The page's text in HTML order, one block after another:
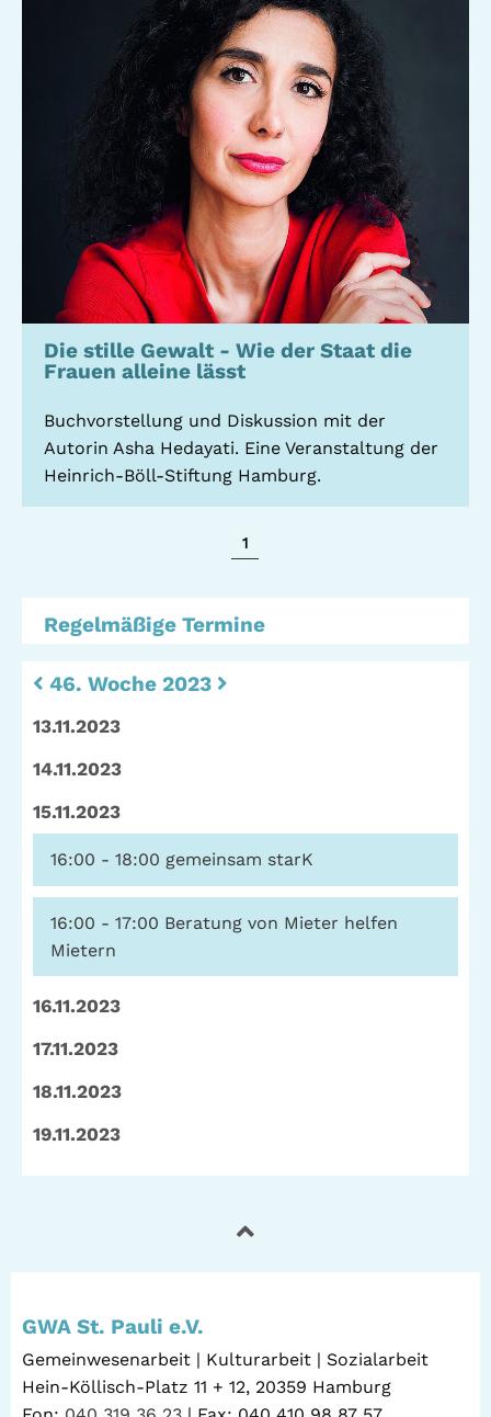
Gemeinwesenarbeit
Raumvermietung
Auszeichnungen
Jobs + Praktika
Förderverein
Förderer
Leseförderung
Ferienprogramm
Beratung +
ADEBAR
starK
Big Point
Mieter helfern
für Fragen zur
Gefährliche Orte
Kölibri
GWA St. Pauli e.V.
Gemeinwesenarbeit | Kulturarbeit | Sozialarbeit
Hein-Köllisch-Platz 11 + 12, 20359 Hamburg
Fax: (040) 410 98 87 57
Kontakt Impressum
Die stille Gewalt - Wie der Staat die
Frauen alleine lässt
Buchvorstellung und Diskussion mit der
Autorin Asha Hedayati. Eine Veranstaltung der
Heinrich-Böll-Stiftung Hamburg.
1
Regelmäßige Termine
46. Woche 2023
13.11.2023
14.11.2023
15.11.2023
16:00 - 18:00 gemeinsam starK
16:00 - 17:00 Beratung von Mieter helfen
Mietern
16.11.2023
17.11.2023
18.11.2023
19.11.2023
GWA St. Pauli e.V.
Gemeinwesenarbeit | Kulturarbeit | Sozialarbeit
Hein-Köllisch-Platz 11 + 12, 20359 Hamburg